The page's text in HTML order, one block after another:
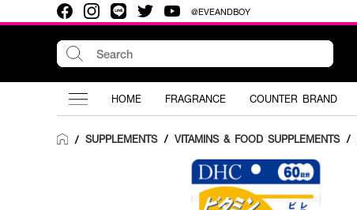
@EVEANDBOY
HOME FRAGRANCE COUNTER BRAND
/ SUPPLEMENTS / VITAMINS & FOOD SUPPLEMENTS /